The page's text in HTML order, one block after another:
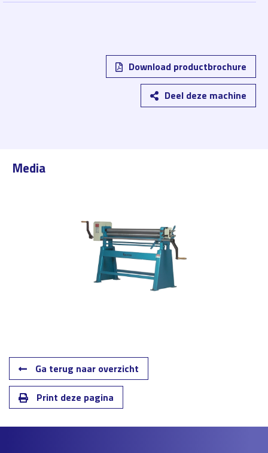
Download productbrochure
Deel deze machine
Media
Ga terug naar overzicht
Print deze pagina